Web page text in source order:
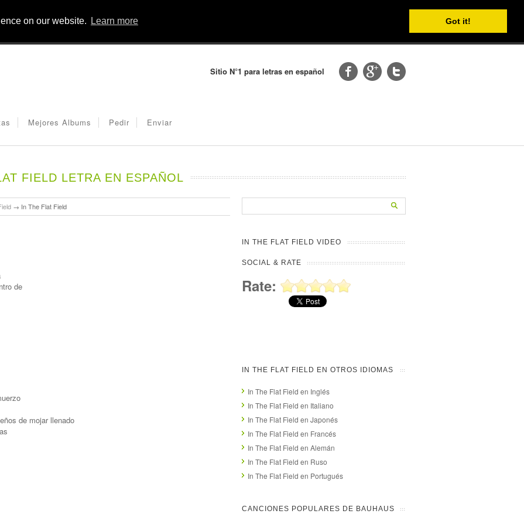
on our website. Learn more Got it!
Sitio N°1 para letras en español
Mejores Albums Pedir Enviar
FIELD LETRA EN ESPAÑOL
→ In The Flat Field
de
de mojar llenado
IN THE FLAT FIELD VIDEO
SOCIAL & RATE
Rate:
IN THE FLAT FIELD EN OTROS IDIOMAS
In The Flat Field en Inglés
In The Flat Field en Italiano
In The Flat Field en Japonés
In The Flat Field en Francés
In The Flat Field en Alemán
In The Flat Field en Ruso
In The Flat Field en Portugués
CANCIONES POPULARES DE BAUHAUS